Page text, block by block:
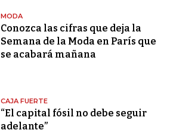
MODA
Conozca las cifras que deja la
Semana de la Moda en París que
se acabará mañana
CAJA FUERTE
“El capital fósil no debe seguir
adelante”